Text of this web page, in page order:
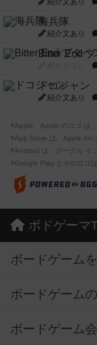
海兵隊
紹介文あり
Bitter End
ドコジャン
紹介文あり
※Apple、Apple のロゴ は
※App Store は、Apple Inc.
※Android は、グーグル イ
※Google Play とそのロゴ
ボドゲーマ
ボードゲーム
ボードゲーム
ボードゲーム